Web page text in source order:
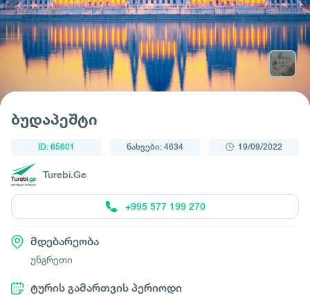
ბუდაპეშტი
ID: 65601 ნახვები: 4634 19/09/2022
Turebi.Ge
+995 577 199 270
მდებარეობა
უნგრეთი
ტურის გამართვის პერიოდი